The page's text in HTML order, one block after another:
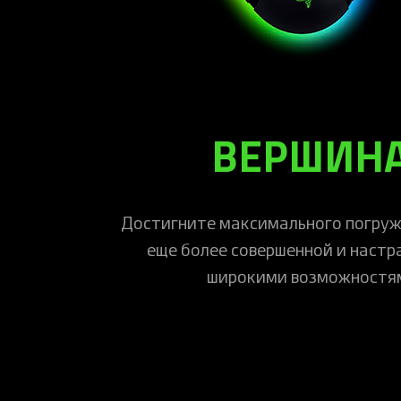
Достигните максимального
еще более совершенной и
широкими